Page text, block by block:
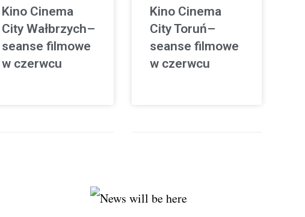
Kino Cinema
City Wałbrzych–
seanse filmowe
w czerwcu
Kino Cinema
City Toruń–
seanse filmowe
w czerwcu